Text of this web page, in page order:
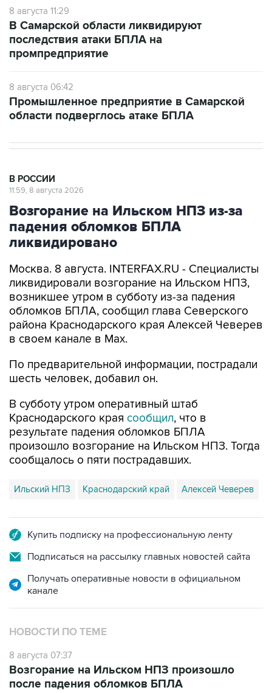
последствия атаки БПЛА на
промпредприятие
8 августа 06:42
области подверглось атаке БПЛА
Возгорание на Ильском НПЗ из-за
падения обломков БПЛА
ликвидировано
Москва. 8 августа. INTERFAX.RU - Специалисты
возникшее утром в субботу из-за падения
обломков БПЛА, сообщил глава Северского
района Краснодарского края Алексей Чеверев
в своем канале в Max.
По предварительной информации, пострадали
В субботу утром оперативный штаб
результате падения обломков БПЛА
произошло возгорание на Ильском НПЗ. Тогда
сообщалось о пяти пострадавших.
Ильский НПЗ Краснодарский край Алексей Чеверев
Подписаться на рассылку главных новостей сайта
Получать оперативные новости в официальном
НОВОСТИ ПО ТЕМЕ
8 августа 07:37
после падения обломков БПЛА